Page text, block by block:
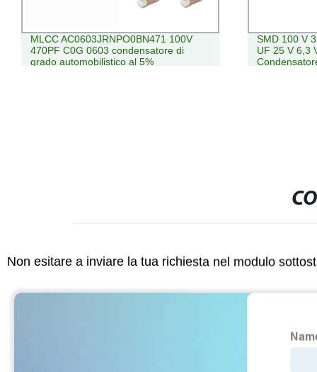
MLCC AC0603JRNPO0BN471 100V
470PF C0G 0603 condensatore di
grado automobilistico al 5%
SMD 100 V
UF 25 V 6,3
Non esitare a inviare la tua richiesta nel modulo